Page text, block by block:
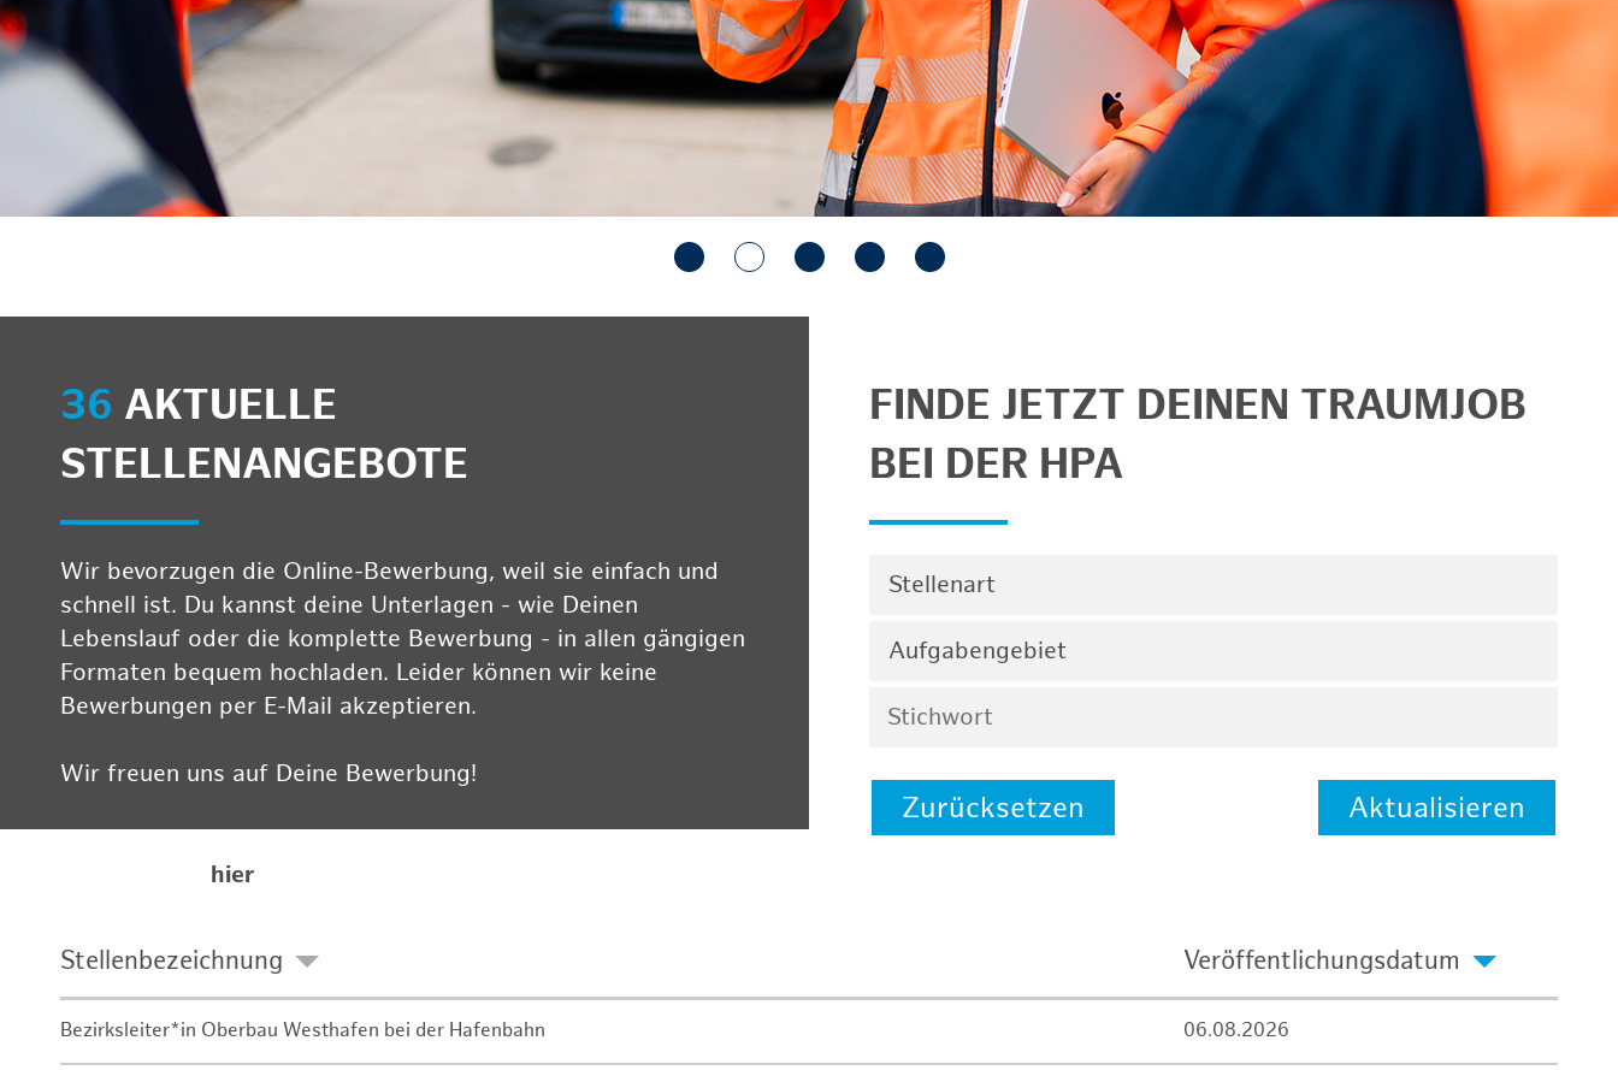
36 AKTUELLE
STELLENANGEBOTE
Wir bevorzugen die Online-Bewerbung, weil sie einfach und
schnell ist. Du kannst deine Unterlagen - wie Deinen
Lebenslauf oder die komplette Bewerbung - in allen gängigen
Formaten bequem hochladen. Leider können wir keine
Bewerbungen per E-Mail akzeptieren.
Wir freuen uns auf Deine Bewerbung!
hier
FINDE JETZT DEINEN TRAUMJOB
BEI DER HPA
Stellenart
Aufgabengebiet
Zurücksetzen Aktualisieren
Stellenbezeichnung Veröffentlichungsdatum
Bezirksleiter*in Oberbau Westhafen bei der Hafenbahn 06.08.2026